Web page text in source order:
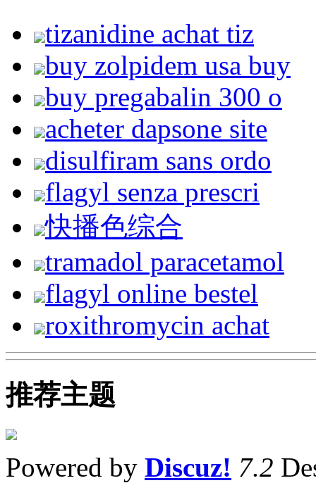
tizanidine achat tiz
buy zolpidem usa buy
buy pregabalin 300 o
acheter dapsone site
disulfiram sans ordo
flagyl senza prescri
快播色综合
tramadol paracetamol
flagyl online bestel
roxithromycin achat
推荐主题
Powered by Discuz! 7.2